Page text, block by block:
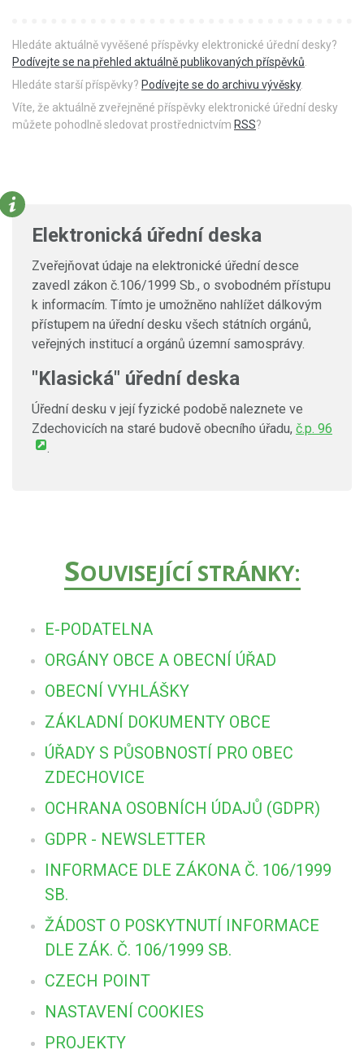
Hledáte aktuálně vyvěšené příspěvky elektronické úřední desky?
Podívejte se na přehled aktuálně publikovaných příspěvků
Hledáte starší příspěvky? Podívejte se do archivu vývěsky.
Víte, že aktuálně zveřejněné příspěvky elektronické úřední desky
můžete pohodlně sledovat prostřednictvím RSS?
Elektronická úřední deska
Zveřejňovat údaje na elektronické úřední desce
zavedl zákon č.106/1999 Sb., o svobodném přístupu
k informacím. Tímto je umožněno nahlížet dálkovým
přístupem na úřední desku všech státních orgánů,
veřejných institucí a orgánů územní samosprávy.
"Klasická" úřední deska
Úřední desku v její fyzické podobě naleznete ve
Zdechovicích na staré budově obecního úřadu, č.p. 96
.
SOUVISEJÍCÍ STRÁNKY:
E-PODATELNA
ORGÁNY OBCE A OBECNÍ ÚŘAD
OBECNÍ VYHLÁŠKY
ZÁKLADNÍ DOKUMENTY OBCE
ÚŘADY S PŮSOBNOSTÍ PRO OBEC
ZDECHOVICE
OCHRANA OSOBNÍCH ÚDAJŮ (GDPR)
GDPR - NEWSLETTER
INFORMACE DLE ZÁKONA Č. 106/1999
SB.
ŽÁDOST O POSKYTNUTÍ INFORMACE
DLE ZÁK. Č. 106/1999 SB.
CZECH POINT
NASTAVENÍ COOKIES
PROJEKTY